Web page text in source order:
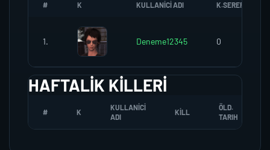
# K KULLANICI ADI K.SEREFI
1. Deneme12345 0
HAFTALIK KILLERI
# K
KULLANICI
ADI
KILL
ÖLD.
TARIH